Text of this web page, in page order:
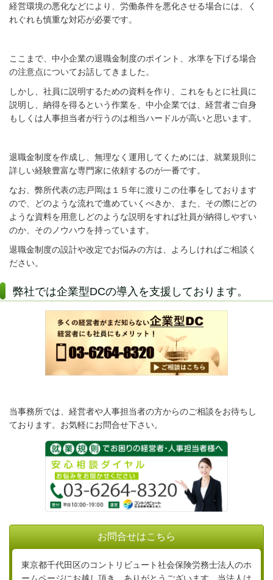
経営環境の悪化などにより、労働条件を悪化させる場合には、く
れぐれも慎重な対応が必要です。
ここまで、中小企業の退職金制度のポイント、水準を下げる場合
の注意点についてお話してきました。
しかし、社員に説明するための資料を作り、これをもとに社員に
説明し、納得を得るという作業を、中小企業では、経営者ご自身
もしくは人事担当者が行うのは相当ハードルが高いと思います。
退職金制度を作成し、無理なく運用してくためには、就業規則に
詳しい経験豊富な専門家に依頼するのが一番です。
なお、弊所代表の志戸岡は１５年に渡りこの仕事をしております
ので、どのような流れで進めていくべきか、また、その際にどの
ような資料を用意しどのような説明をすれば社員が納得しやすい
のか、そのノウハウを持っています。
退職金制度の設計や改定でお悩みの方は、よろしければご相談く
ださい。
弊社では企業型DCの導入を支援しております。
当事務所では、経営者や人事担当者の方からのご相談をお待ちし
ております。お気軽にお問合せ下さい。
お問合せはこちら
東京都千代田区のコントリビュート社会保険労務士法人のホ